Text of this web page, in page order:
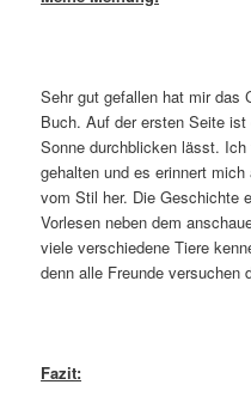
Sehr gut gefallen hat mir das
Buch. Auf der ersten Seite
Sonne durchblicken lässt.
gehalten und es erinnert
vom Stil her. Die Geschichte
Vorlesen neben dem
viele verschiedene Tiere
denn alle Freunde versuchen
Fazit: